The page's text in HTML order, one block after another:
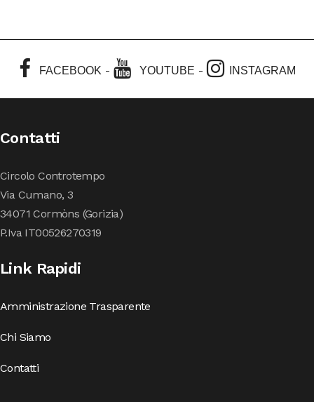
FACEBOOK - YOUTUBE - INSTAGRAM
Contatti
Circolo Controtempo
Via Cumano, 3
34071 Cormòns (Gorizia)
P.Iva IT00526270319
Link Rapidi
Amministrazione Trasparente
Chi Siamo
Contatti